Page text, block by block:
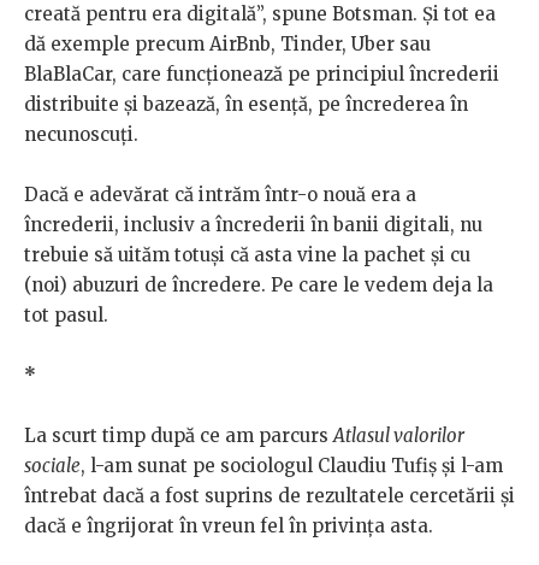
creată pentru era digitală”, spune Botsman. Și tot ea
dă exemple precum AirBnb, Tinder, Uber sau
BlaBlaCar, care funcționează pe principiul încrederii
distribuite și bazează, în esență, pe încrederea în
necunoscuți.
Dacă e adevărat că intrăm într-o nouă era a
încrederii, inclusiv a încrederii în banii digitali, nu
trebuie să uităm totuși că asta vine la pachet și cu
(noi) abuzuri de încredere. Pe care le vedem deja la
tot pasul.
*
La scurt timp după ce am parcursAtlasul valorilor
sociale, l-am sunat pe sociologul Claudiu Tufiș și l-am
întrebat dacă a fost suprins de rezultatele cercetării și
dacă e îngrijorat în vreun fel în privința asta.